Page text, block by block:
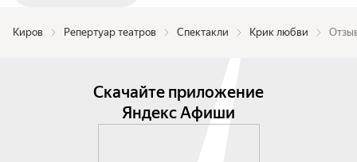
Киров Репертуар театров Спектакли Крик любви
Скачайте приложение
Яндекс Афиши